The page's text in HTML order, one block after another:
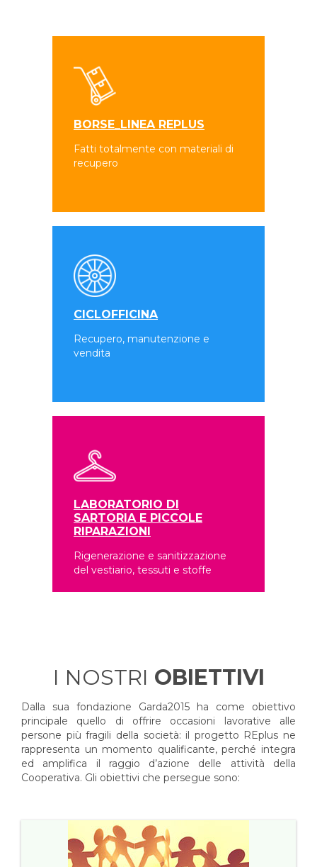
BORSE_LINEA REPLUS
Fatti totalmente con materiali di
recupero
CICLOFFICINA
Recupero, manutenzione e
vendita
LABORATORIO DI
SARTORIA E PICCOLE
RIPARAZIONI
Rigenerazione e sanitizzazione
del vestiario, tessuti e stoffe
I NOSTRI OBIETTIVI
Dalla sua fondazione Garda2015 ha come obiettivo
principale quello di offrire occasioni lavorative alle
persone più fragili della società: il progetto REplus ne
rappresenta un momento qualificante, perché integra
ed amplifica il raggio d’azione delle attività della
Cooperativa. Gli obiettivi che persegue sono: